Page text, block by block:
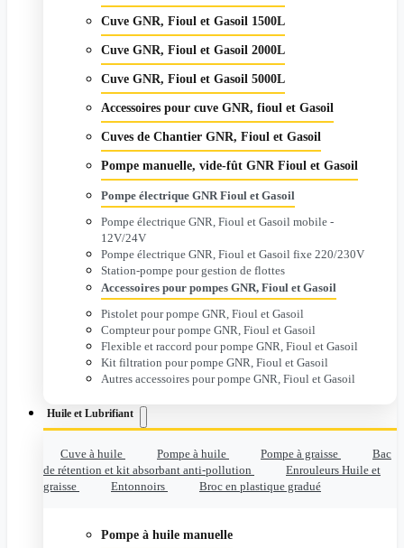
Cuve GNR, Fioul et Gasoil 1500L
Cuve GNR, Fioul et Gasoil 2000L
Cuve GNR, Fioul et Gasoil 5000L
Accessoires pour cuve GNR, fioul et Gasoil
Cuves de Chantier GNR, Fioul et Gasoil
Pompe manuelle, vide-fût GNR Fioul et Gasoil
Pompe électrique GNR Fioul et Gasoil
Pompe électrique GNR, Fioul et Gasoil mobile -
12V/24V
Pompe électrique GNR, Fioul et Gasoil fixe 220/230V
Station-pompe pour gestion de flottes
Accessoires pour pompes GNR, Fioul et Gasoil
Pistolet pour pompe GNR, Fioul et Gasoil
Compteur pour pompe GNR, Fioul et Gasoil
Flexible et raccord pour pompe GNR, Fioul et Gasoil
Kit filtration pour pompe GNR, Fioul et Gasoil
Autres accessoires pour pompe GNR, Fioul et Gasoil
Huile et Lubrifiant
Cuve à huile Pompe à huile Pompe à graisse
Bac
de rétention et kit absorbant anti-pollution
Enrouleurs Huile et
graisse
Entonnoirs Broc en plastique gradué
Pompe à huile manuelle